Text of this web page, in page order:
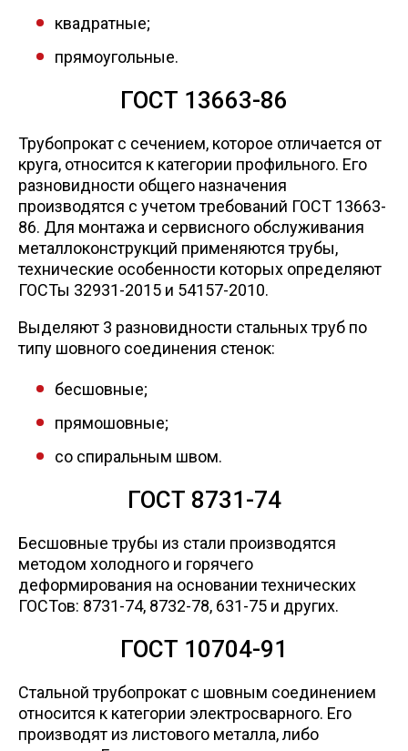
квадратные;
прямоугольные.
ГОСТ 13663-86
Трубопрокат с сечением, которое отличается от
круга, относится к категории профильного. Его
разновидности общего назначения
производятся с учетом требований ГОСТ 13663-
86. Для монтажа и сервисного обслуживания
металлоконструкций применяются трубы,
технические особенности которых определяют
ГОСТы 32931-2015 и 54157-2010.
Выделяют 3 разновидности стальных труб по
типу шовного соединения стенок:
бесшовные;
прямошовные;
со спиральным швом.
ГОСТ 8731-74
Бесшовные трубы из стали производятся
методом холодного и горячего
деформирования на основании технических
ГОСТов: 8731-74, 8732-78, 631-75 и других.
ГОСТ 10704-91
Стальной трубопрокат с шовным соединением
относится к категории электросварного. Его
производят из листового металла, либо